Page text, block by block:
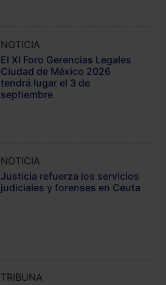
NOTICIA
El XI Foro Gerencias Legales
Ciudad de México 2026
tendrá lugar el 3 de
septiembre
NOTICIA
Justicia refuerza los servicios
judiciales y forenses en Ceuta
TRIBUNA